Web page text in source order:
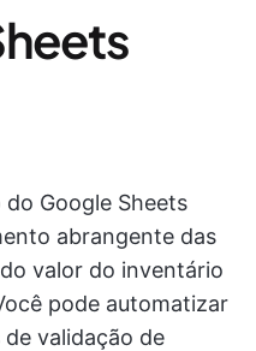
Google Sheets
abrangente das
valor do inventário
pode automatizar
validação de